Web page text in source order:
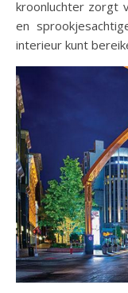
kroonluchter zorgt
en
interieur kunt